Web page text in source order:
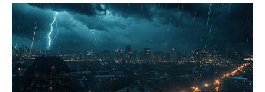
варианты решения нескольких ключевых задач: обеспечение
доступной среды для входной группы муниципального
помещения, которое арендует городское общество слепых по
адресу Мира, 80; комплексное благоустройство территории в
районе школ № 40 и № 29, граничащей с участком
инициативного проекта «Березовая аллея»; обустройство
тротуара вдоль автомобильной дороги по улице Рабочей с
устройством пешеходного соединения в месте поворота; а